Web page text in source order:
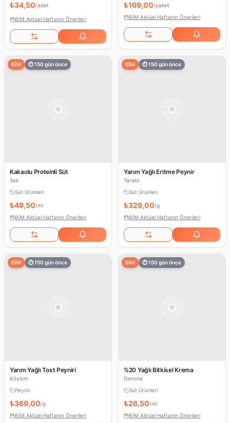
₺34,50/adet
BİM Aktüel Haftanın Önerileri
₺169,00/paket
BİM Aktüel Haftanın Önerileri
BİM ⏱150 gün önce
Kakaolu Proteinli Süt
Sek
Süt Ürünleri
₺49,50/ml
BİM Aktüel Haftanın Önerileri
BİM ⏱150 gün önce
Yarım Yağlı Eritme Peynir
Taraklı
Süt Ürünleri
₺329,00/g
BİM Aktüel Haftanın Önerileri
BİM ⏱150 gün önce
Yarım Yağlı Tost Peyniri
Köylüm
Peynir
₺369,00/g
BİM Aktüel Haftanın Önerileri
BİM ⏱150 gün önce
%20 Yağlı Bitkisel Krema
Danone
Süt Ürünleri
₺26,50/ml
BİM Aktüel Haftanın Önerileri